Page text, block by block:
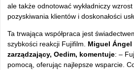
ale także odnotować wykładniczy wzrost
pozyskiwania klientów i doskonałości
Ta trwająca współpraca jest
szybkości reakcji Fujifilm. Miguel Ángel
zarządzający, Oedim, komentuje: –
pomocą, oferując najlepsze wsparcie.